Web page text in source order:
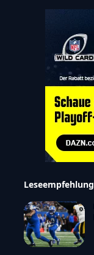
Leseempfehlung